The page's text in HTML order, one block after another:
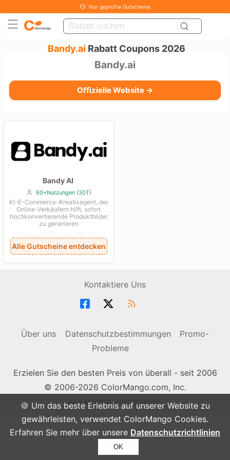
🍪 Um das beste Erlebnis auf unserer Website zu
gewährleisten, verwendet ColorMango Cookies.
Erfahren Sie mehr über unsere Datenschutzrichtlinien
OK
Nur geprüfte Gutscheine
Bandy.ai Rabatt Coupons 2026
Bandy.ai
Offizielle Website →
Bandy AI
60+Nutzungen (30T)
KI-E-Commerce-Kreativagent, der
Online-Verkäufern hilft, sofort
hochkonvertierende Produktbilder
zu generieren
Alle Gutscheine entdecken
Kontaktiere Uns
Über uns Datenschutzbestimmungen
Promo-
Probleme
Erzielen Sie den besten Preis von überall - seit 2006
© 2006-2026 ColorMango.com, Inc.
Alle Rechte vorbehalten.